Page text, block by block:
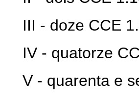
III - doze CCE
IV - quatorze
V - quarenta e